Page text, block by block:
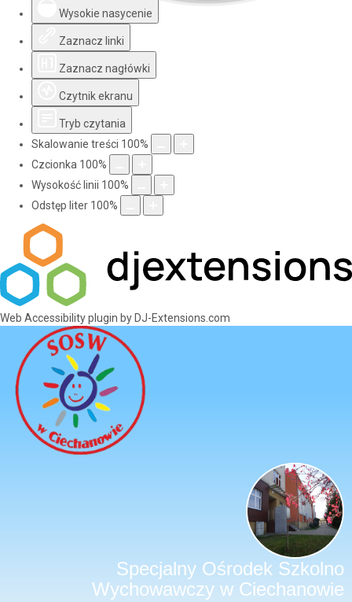
Wysokie nasycenie
Zaznacz linki
Zaznacz nagłówki
Czytnik ekranu
Tryb czytania
Skalowanie treści 100%
Czcionka 100%
Wysokość linii 100%
Odstęp liter 100%
Web Accessibility plugin by DJ-Extensions.com
Specjalny Ośrodek Szkolno
Wychowawczy w Ciechanowie